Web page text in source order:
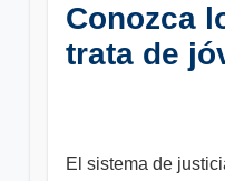
Conozca
trata de
El sistema de